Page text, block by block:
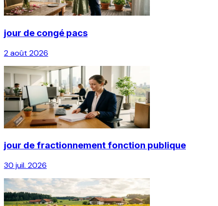
jour de congé pacs
2 août 2026
jour de fractionnement fonction publique
30 juil. 2026